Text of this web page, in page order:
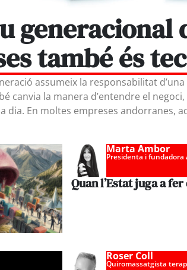
generacional
també és
assumeix la responsabilitat
canvia la manera d’entendre el
dia. En moltes empreses andorranes,
Marta Ambor
Presidenta i fundadora
Quan l’Estat juga a
Roser Coll
Quiromassatgista